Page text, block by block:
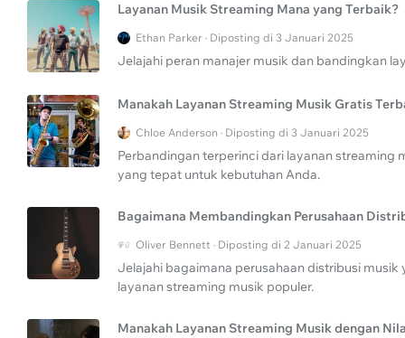
Layanan Musik Streaming Mana yang Terbaik?
Ethan Parker · Diposting di 3 Januari 2025
Jelajahi peran manajer musik dan bandingkan
Manakah Layanan Streaming Musik Gratis
Chloe Anderson · Diposting di 3 Januari 2025
Perbandingan terperinci dari layanan streaming
yang tepat untuk kebutuhan Anda.
Bagaimana Membandingkan Perusahaan
Oliver Bennett · Diposting di 2 Januari 2025
Jelajahi bagaimana perusahaan distribusi
layanan streaming musik populer.
Manakah Layanan Streaming Musik dengan